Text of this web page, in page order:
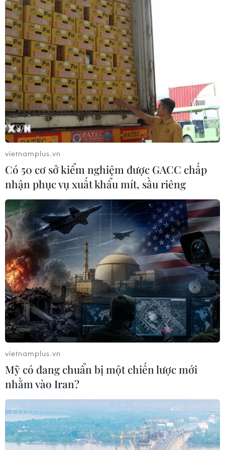
vietnamplus.vn
Có 50 cơ sở kiểm nghiệm được GACC chấp
nhận phục vụ xuất khẩu mít, sầu riêng
vietnamplus.vn
Mỹ có đang chuẩn bị một chiến lược mới
nhằm vào Iran?